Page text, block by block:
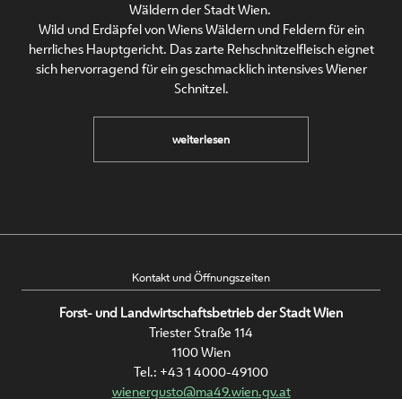
Wäldern der Stadt Wien.
Wild und Erdäpfel von Wiens Wäldern und Feldern für ein
herrliches Hauptgericht. Das zarte Rehschnitzelfleisch eignet
sich hervorragend für ein geschmacklich intensives Wiener
Schnitzel.
Paniertes
weiterlesen
Kontakt und Öffnungszeiten
Forst- und Landwirtschaftsbetrieb der Stadt Wien
Triester Straße 114
1100 Wien
Tel.: +43 1 4000-49100
wienergusto@ma49.wien.gv.at